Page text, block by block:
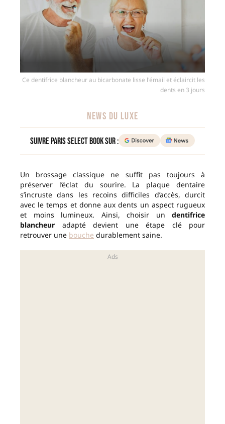
Ce dentifrice blancheur au bicarbonate lisse l'émail et éclaircit les
dents en 3 jours
NEWS DU LUXE
Suivre Paris Select Book sur :
Un brossage classique ne suffit pas toujours à
préserver l’éclat du sourire. La plaque dentaire
s’incruste dans les recoins difficiles d’accès, durcit
avec le temps et donne aux dents un aspect rugueux
et moins lumineux. Ainsi, choisir un dentifrice
blancheur adapté devient une étape clé pour
retrouver une bouche durablement saine.